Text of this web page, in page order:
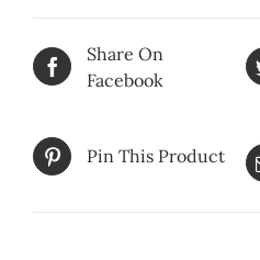
Share On
Facebook
Pin This Product